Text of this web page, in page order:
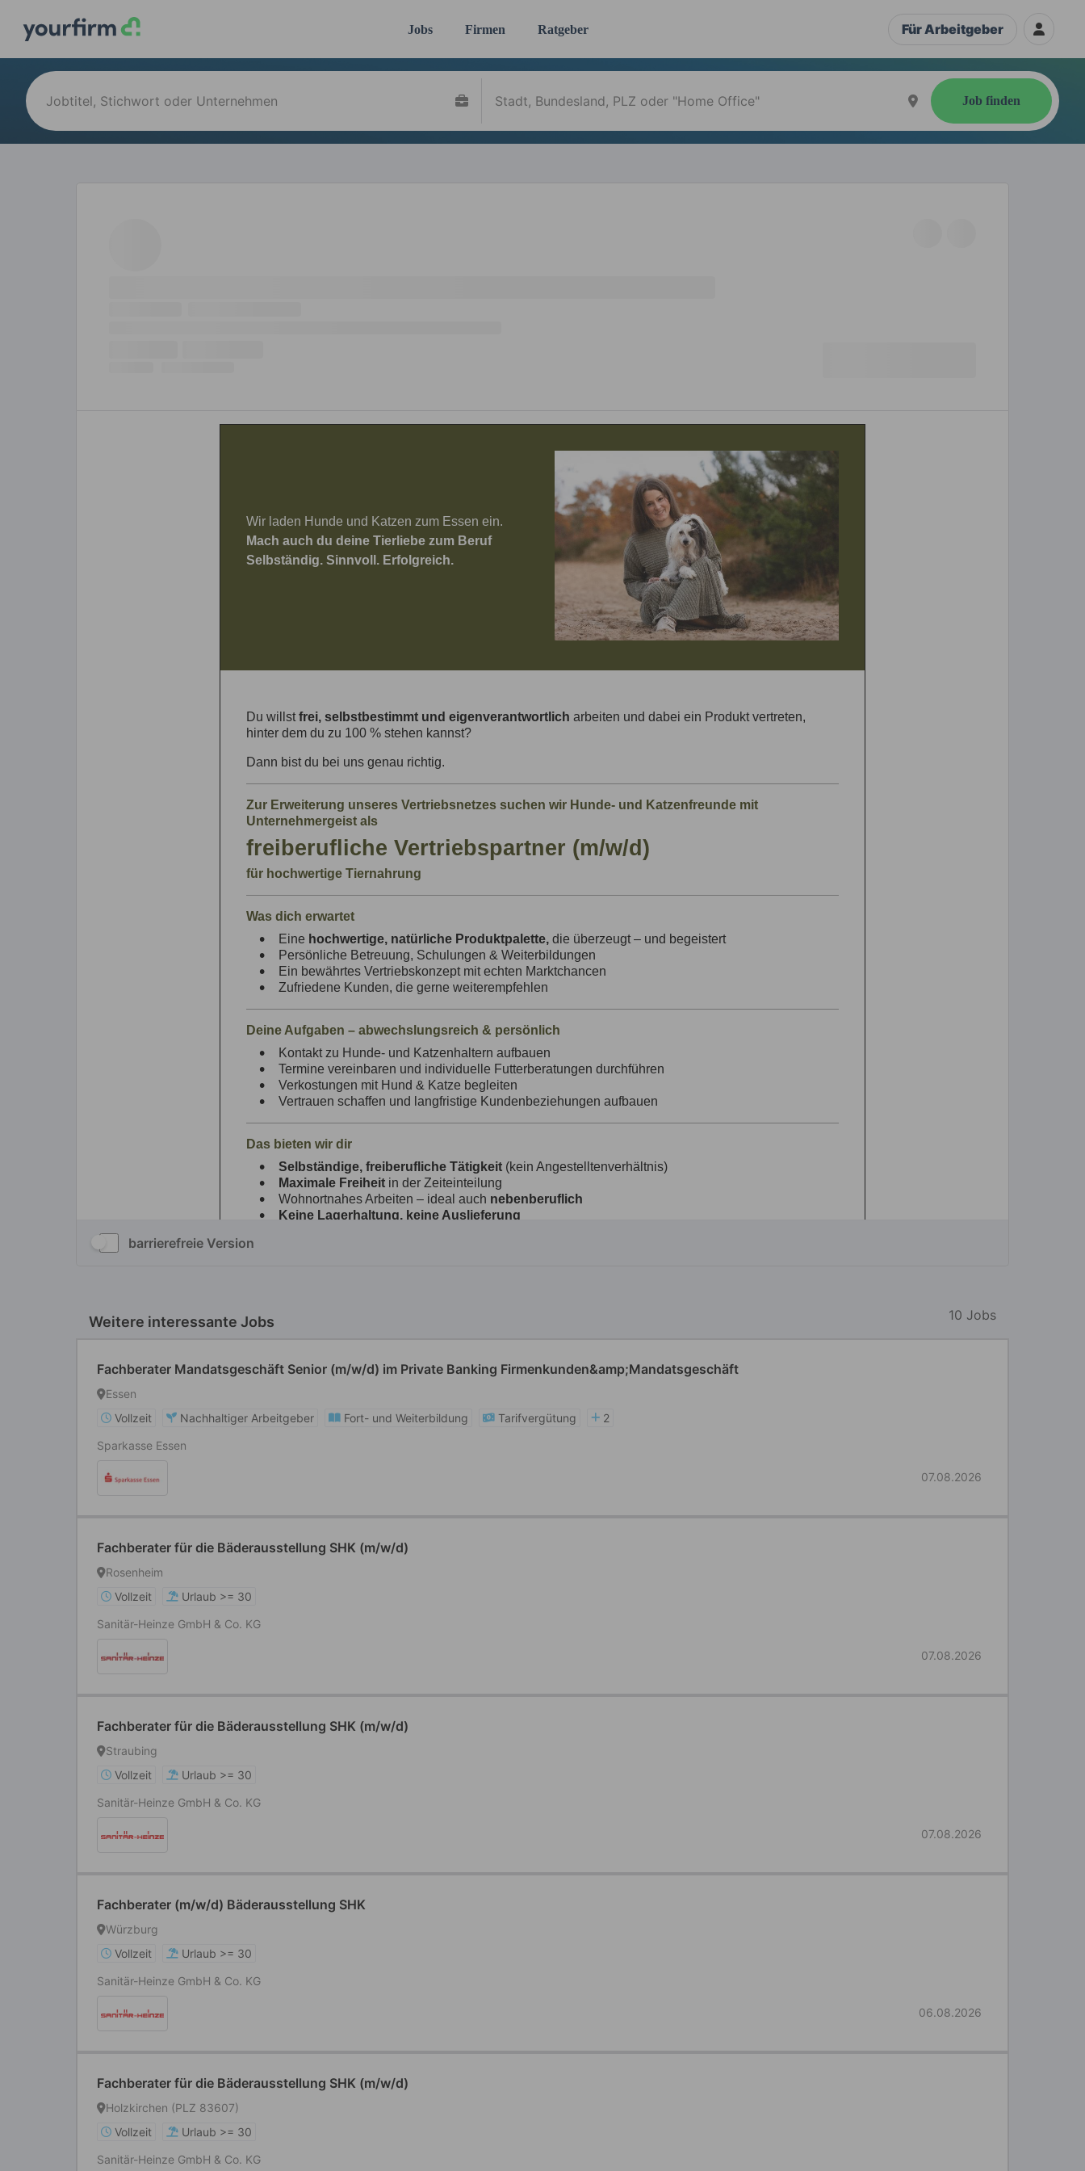
Jobs Firmen Ratgeber Für Arbeitgeber
Job finden
barrierefreie Version
Weitere interessante Jobs 10 Jobs
Fachberater Mandatsgeschäft Senior (m/w/d) im Private Banking Firmenkunden&amp;Mandatsgeschäft
Essen
Vollzeit
Nachhaltiger Arbeitgeber Fort- und Weiterbildung Tarifvergütung
2
Sparkasse Essen
07.08.2026
Fachberater für die Bäderausstellung SHK (m/w/d)
Rosenheim
Vollzeit
Urlaub >= 30
Sanitär-Heinze GmbH & Co. KG
07.08.2026
Fachberater für die Bäderausstellung SHK (m/w/d)
Straubing
Vollzeit
Urlaub >= 30
Sanitär-Heinze GmbH & Co. KG
07.08.2026
Fachberater (m/w/d) Bäderausstellung SHK
Würzburg
Vollzeit
Urlaub >= 30
Sanitär-Heinze GmbH & Co. KG
06.08.2026
Fachberater für die Bäderausstellung SHK (m/w/d)
Holzkirchen (PLZ 83607)
Vollzeit
Urlaub >= 30
Sanitär-Heinze GmbH & Co. KG